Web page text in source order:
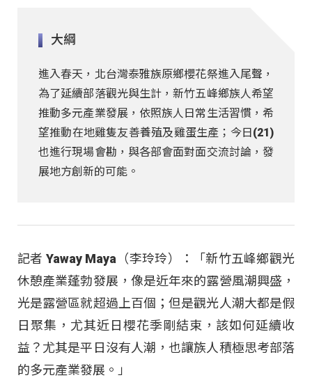
大綱
進入春天，北台灣泰雅族原鄉櫻花祭進入尾聲，
為了延續部落觀光與生計，新竹五峰鄉族人希望
推動多元產業發展，依照族人日常生活習慣，希
望推動在地雞隻友善養殖及雞蛋生產；今日(21)
也進行現場會勘，與各部會面對面交流討論，發
展地方創新的可能。
記者 Yaway Maya（李玲玲）：「新竹五峰鄉觀光
休憩產業蓬勃發展，像是近年來的露營風潮興盛，
光是露營區就超過上百個；但是觀光人潮大都是假
日聚集，尤其近日櫻花季剛結束，該如何延續收
益？尤其是平日沒有人潮，也讓族人積極思考部落
的多元產業發展。」